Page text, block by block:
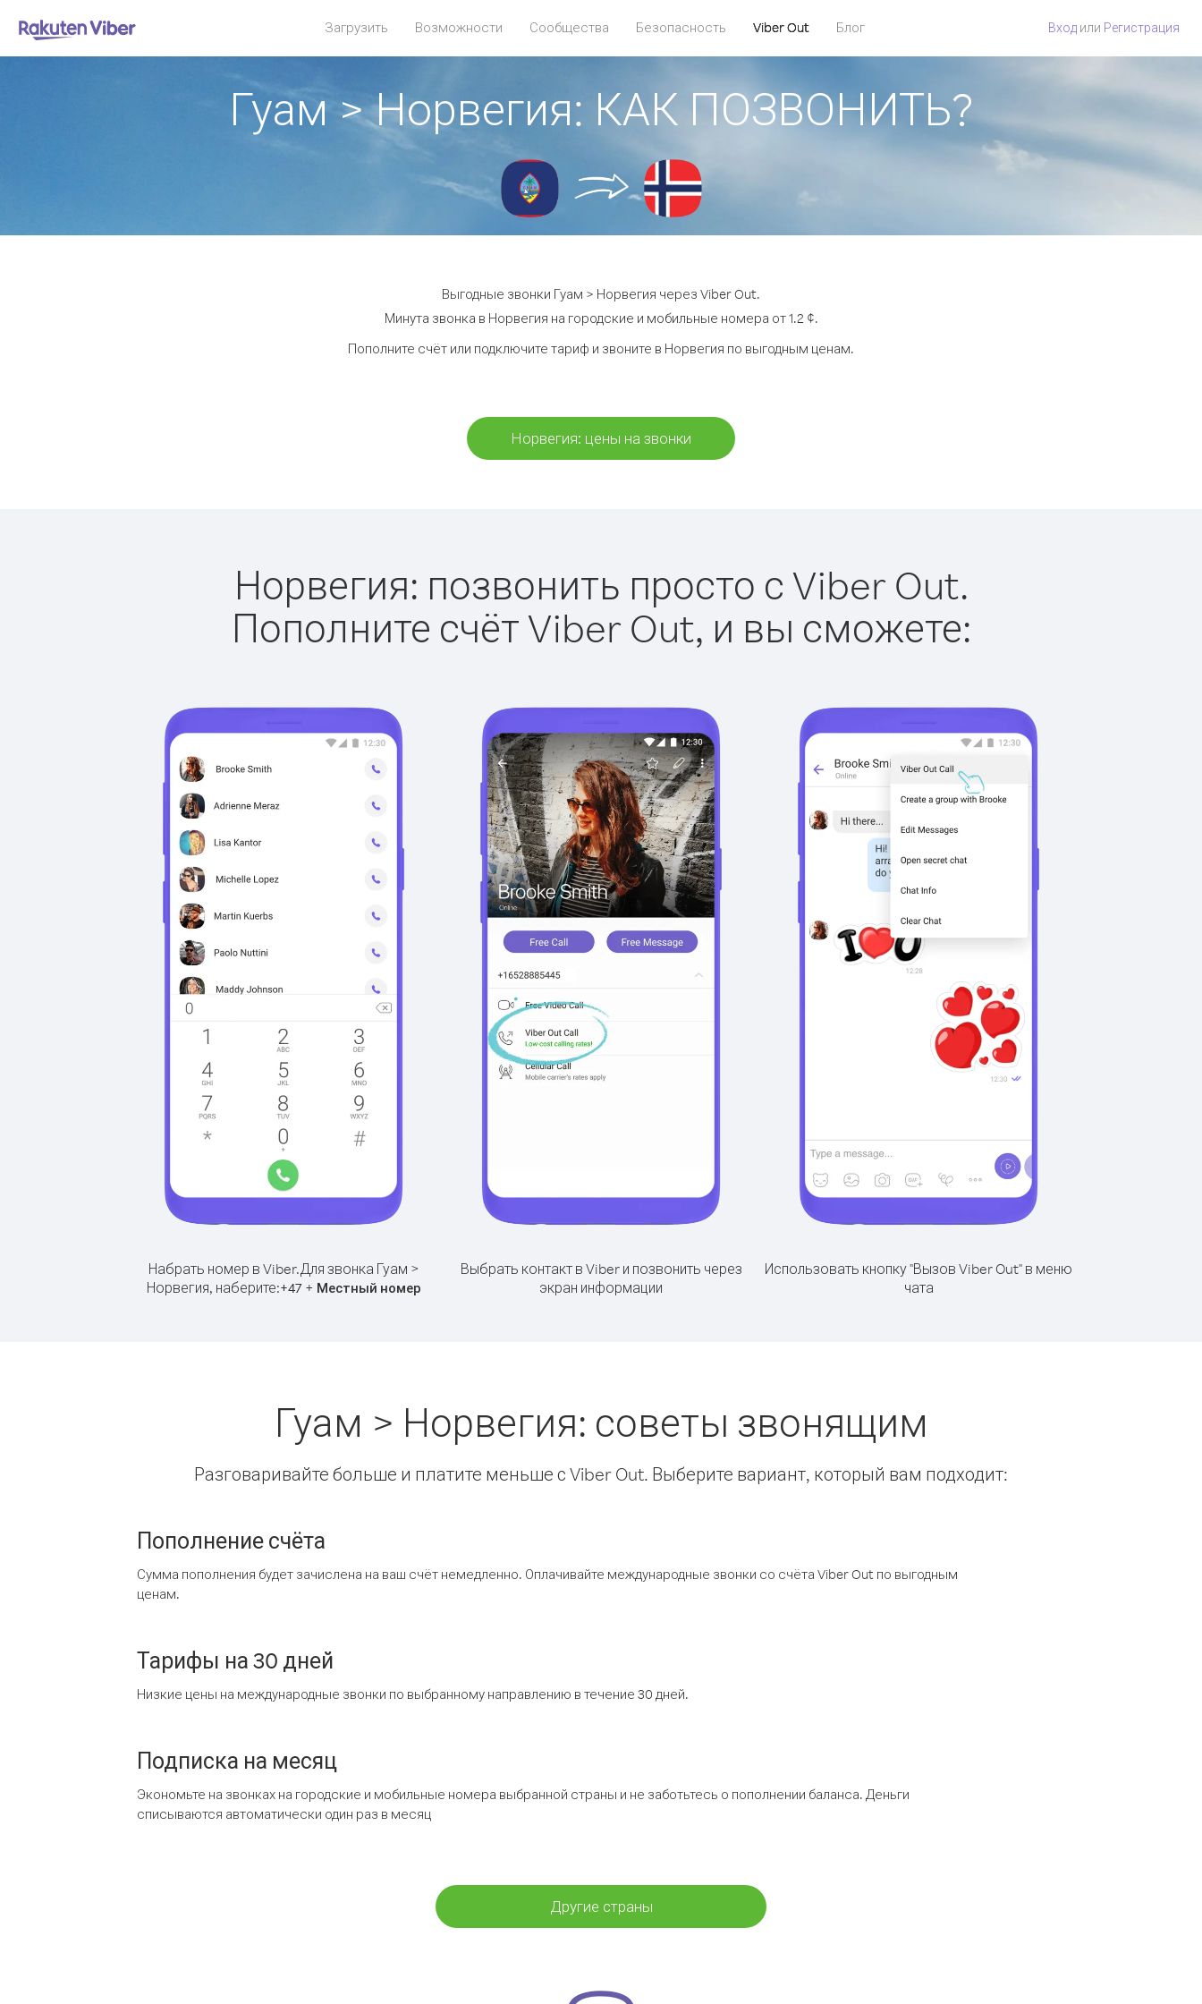
Загрузить Возможности Сообщества Безопасность Viber Out Блог Вход или Регистрация
Гуам > Норвегия: КАК ПОЗВОНИТЬ?
Выгодные звонки Гуам > Норвегия через Viber Out.
Минута звонка в Норвегия на городские и мобильные номера от 1.2 ¢.
Пополните счёт или подключите тариф и звоните в Норвегия по выгодным ценам.
Норвегия: цены на звонки
Норвегия: позвонить просто с Viber Out.
Пополните счёт Viber Out, и вы сможете:
Набрать номер в Viber.Для звонка Гуам >
Норвегия, наберите:+47+ Местный номер
Выбрать контакт в Viber и позвонить через
экран информации
Использовать кнопку "Вызов Viber Out" в меню
чата
Гуам > Норвегия: советы звонящим
Разговаривайте больше и платите меньше с Viber Out. Выберите вариант, который вам подходит:
Пополнение счёта
Сумма пополнения будет зачислена на ваш счёт немедленно. Оплачивайте международные звонки со счёта Viber Out по выгодным
ценам.
Тарифы на 30 дней
Низкие цены на международные звонки по выбранному направлению в течение 30 дней.
Подписка на месяц
Экономьте на звонках на городские и мобильные номера выбранной страны и не заботьтесь о пополнении баланса. Деньги
списываются автоматически один раз в месяц
Другие страны